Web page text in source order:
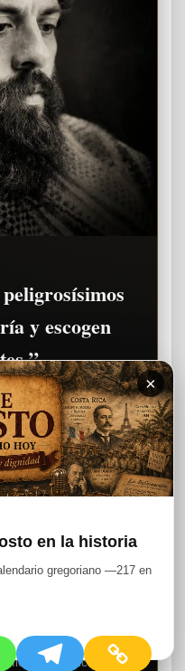
y escogen
sigue resonando
colectiva, al
que los pueblos
destino sin pensar.
histórica | Radio
×
en la historia
gregoriano —217 en